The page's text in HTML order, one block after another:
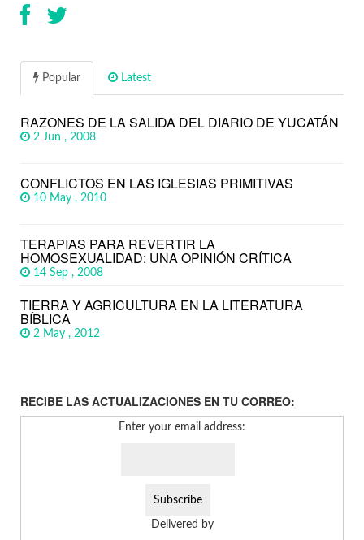
Popular Latest
RAZONES DE LA SALIDA DEL DIARIO DE YUCATÁN
2 Jun , 2008
CONFLICTOS EN LAS IGLESIAS PRIMITIVAS
10 May , 2010
TERAPIAS PARA REVERTIR LA
HOMOSEXUALIDAD: UNA OPINIÓN CRÍTICA
14 Sep , 2008
TIERRA Y AGRICULTURA EN LA LITERATURA
BÍBLICA
2 May , 2012
RECIBE LAS ACTUALIZACIONES EN TU CORREO:
Enter your email address:
Delivered by